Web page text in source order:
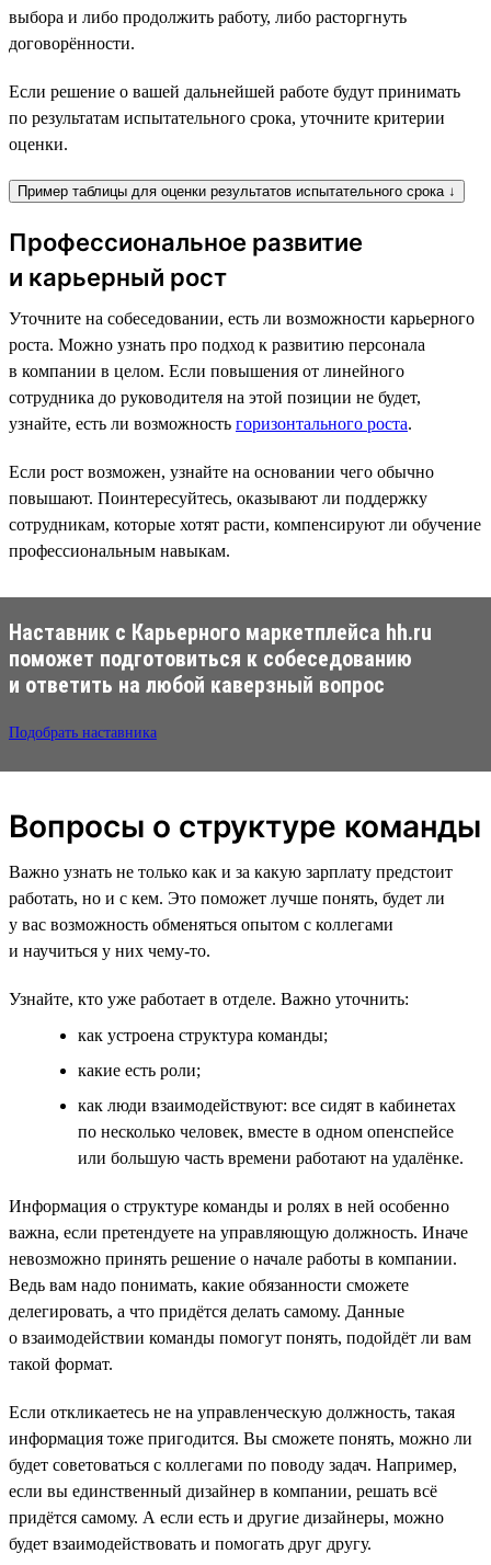
выбора и либо продолжить работу, либо расторгнуть
договорённости.
Если решение о вашей дальнейшей работе будут принимать
по результатам испытательного срока, уточните критерии
оценки.
Пример таблицы для оценки результатов испытательного срока ↓
Профессиональное развитие
и карьерный рост
Уточните на собеседовании, есть ли возможности карьерного
роста. Можно узнать про подход к развитию персонала
в компании в целом. Если повышения от линейного
сотрудника до руководителя на этой позиции не будет,
узнайте, есть ли возможность горизонтального роста.
Если рост возможен, узнайте на основании чего обычно
повышают. Поинтересуйтесь, оказывают ли поддержку
сотрудникам, которые хотят расти, компенсируют ли обучение
профессиональным навыкам.
Наставник с Карьерного маркетплейса hh.ru
поможет подготовиться к собеседованию
и ответить на любой каверзный вопрос
Подобрать наставника
Вопросы о структуре команды
Важно узнать не только как и за какую зарплату предстоит
работать, но и с кем. Это поможет лучше понять, будет ли
у вас возможность обменяться опытом с коллегами
и научиться у них чему-то.
Узнайте, кто уже работает в отделе. Важно уточнить:
как устроена структура команды;
какие есть роли;
как люди взаимодействуют: все сидят в кабинетах
по несколько человек, вместе в одном опенспейсе
или большую часть времени работают на удалёнке.
Информация о структуре команды и ролях в ней особенно
важна, если претендуете на управляющую должность. Иначе
невозможно принять решение о начале работы в компании.
Ведь вам надо понимать, какие обязанности сможете
делегировать, а что придётся делать самому. Данные
о взаимодействии команды помогут понять, подойдёт ли вам
такой формат.
Если откликаетесь не на управленческую должность, такая
информация тоже пригодится. Вы сможете понять, можно ли
будет советоваться с коллегами по поводу задач. Например,
если вы единственный дизайнер в компании, решать всё
придётся самому. А если есть и другие дизайнеры, можно
будет взаимодействовать и помогать друг другу.